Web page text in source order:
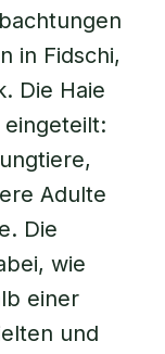
in Fidschi,
Die Haie
Adulte
Die
wie
einer
und